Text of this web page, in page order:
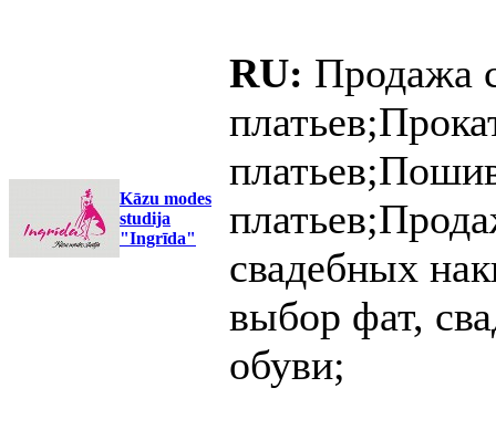
Kāzu modes
studija
"Ingrīda"
RU: Продажа
свадебных
выбор фат,
обуви;